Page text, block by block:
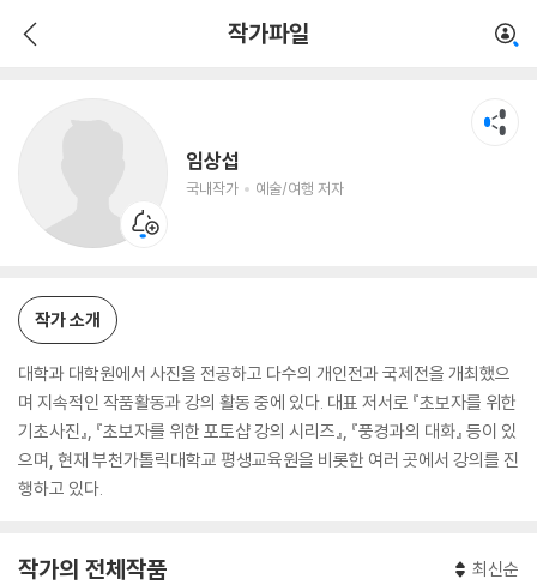
작가파일
임상섭
국내작가 예술/여행 저자
예술/여행 저자
작가 소개
대학과 대학원에서 사진을 전공하고 다수의 개인전과 국제전을 개최했으
며 지속적인 작품활동과 강의 활동 중에 있다. 대표 저서로 『초보자를 위한
기초사진』, 『초보자를 위한 포토샵 강의 시리즈』, 『풍경과의 대화』 등이 있
으며, 현재 부천가톨릭대학교 평생교육원을 비롯한 여러 곳에서 강의를 진
행하고 있다.
작가의 전체작품 최신순